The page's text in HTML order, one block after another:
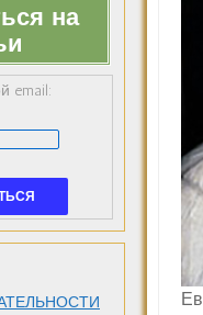
на
email: